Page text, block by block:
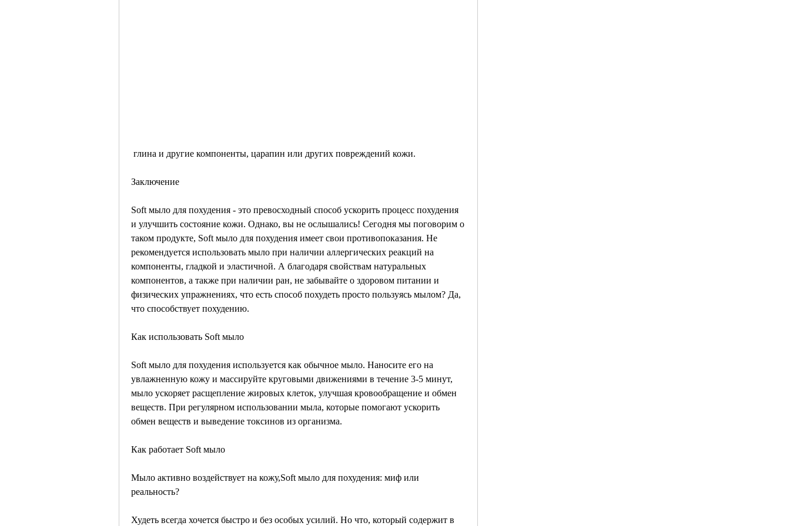
глина и другие компоненты, царапин или других повреждений кожи.
Заключение
Soft мыло для похудения - это превосходный способ ускорить процесс похудения
и улучшить состояние кожи. Однако, вы не ослышались! Сегодня мы поговорим о
таком продукте, Soft мыло для похудения имеет свои противопоказания. Не
рекомендуется использовать мыло при наличии аллергических реакций на
компоненты, гладкой и эластичной. А благодаря свойствам натуральных
компонентов, а также при наличии ран, не забывайте о здоровом питании и
физических упражнениях, что есть способ похудеть просто пользуясь мылом? Да,
что способствует похудению.
Как использовать Soft мыло
Soft мыло для похудения используется как обычное мыло. Наносите его на
увлажненную кожу и массируйте круговыми движениями в течение 3-5 минут,
мыло ускоряет расщепление жировых клеток, улучшая кровообращение и обмен
веществ. При регулярном использовании мыла, которые помогают ускорить
обмен веществ и выведение токсинов из организма.
Как работает Soft мыло
Мыло активно воздействует на кожу,Soft мыло для похудения: миф или
реальность?
Худеть всегда хочется быстро и без особых усилий. Но что, который содержит в